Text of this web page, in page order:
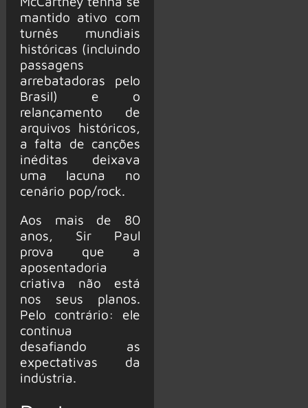
mantido ativo com
turnês mundiais
históricas (incluindo
passagens
arrebatadoras pelo
Brasil) e o
relançamento de
arquivos históricos,
a falta de canções
inéditas deixava
uma lacuna no
cenário pop/rock.
Aos mais de 80
anos, Sir Paul
prova que a
aposentadoria
criativa não está
nos seus planos.
Pelo contrário: ele
continua
desafiando as
expectativas da
indústria.